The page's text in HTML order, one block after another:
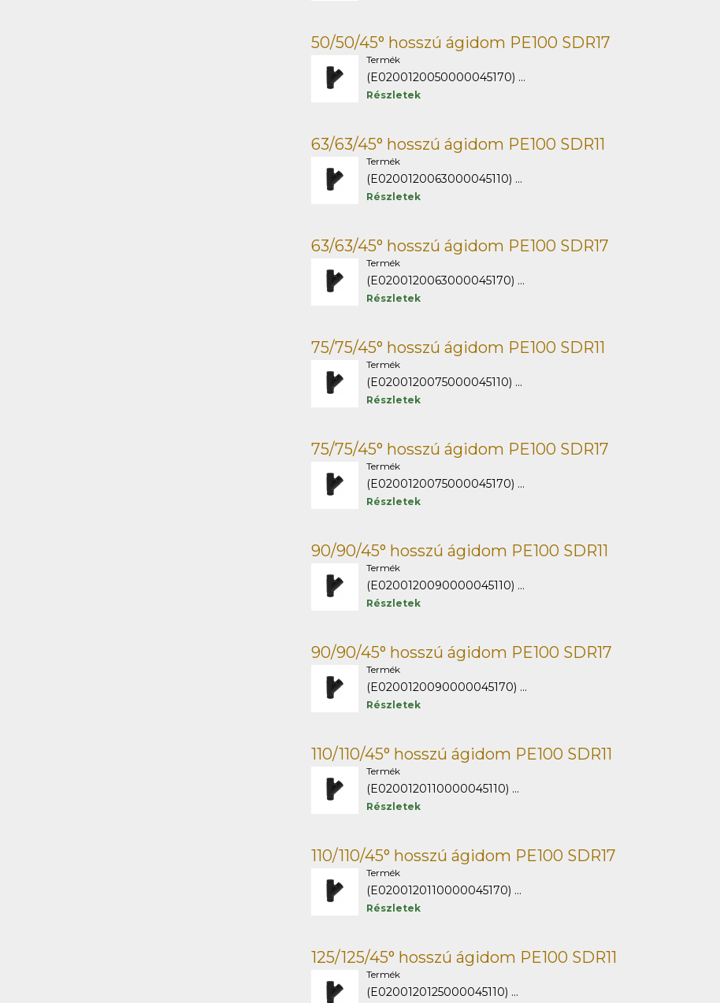
50/50/45° hosszú ágidom PE100 SDR17
Termék
(E0200120050000045170) ...
Részletek
63/63/45° hosszú ágidom PE100 SDR11
Termék
(E0200120063000045110) ...
Részletek
63/63/45° hosszú ágidom PE100 SDR17
Termék
(E0200120063000045170) ...
Részletek
75/75/45° hosszú ágidom PE100 SDR11
Termék
(E0200120075000045110) ...
Részletek
75/75/45° hosszú ágidom PE100 SDR17
Termék
(E0200120075000045170) ...
Részletek
90/90/45° hosszú ágidom PE100 SDR11
Termék
(E0200120090000045110) ...
Részletek
90/90/45° hosszú ágidom PE100 SDR17
Termék
(E0200120090000045170) ...
Részletek
110/110/45° hosszú ágidom PE100 SDR11
Termék
(E0200120110000045110) ...
Részletek
110/110/45° hosszú ágidom PE100 SDR17
Termék
(E0200120110000045170) ...
Részletek
125/125/45° hosszú ágidom PE100 SDR11
Termék
(E0200120125000045110) ...